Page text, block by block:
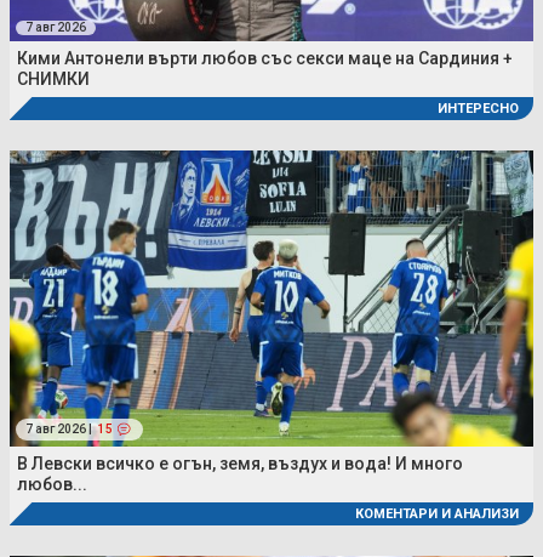
7 авг 2026
Кими Антонели върти любов със секси маце на Сардиния +
СНИМКИ
ИНТЕРЕСНО
7 авг 2026 | 15
В Левски всичко е огън, земя, въздух и вода! И много
любов...
КОМЕНТАРИ И АНАЛИЗИ